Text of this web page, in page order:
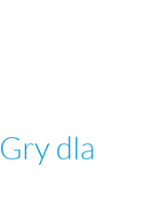
Gry dla